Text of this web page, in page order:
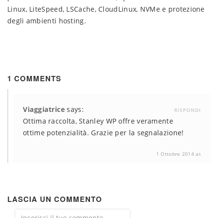
Linux, LiteSpeed, LSCache, CloudLinux, NVMe e protezione
degli ambienti hosting.
1 COMMENTS
Viaggiatrice says: RISPONDI
Ottima raccolta, Stanley WP offre veramente
ottime potenzialità. Grazie per la segnalazione!
1 Ottobre 2014 at
LASCIA UN COMMENTO
Comment